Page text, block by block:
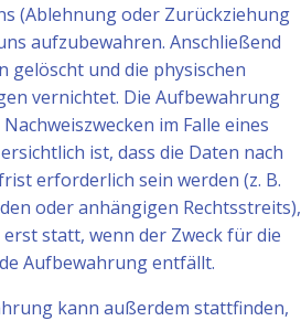
(Ablehnung oder Zurückziehung
aufzubewahren. Anschließend
gelöscht und die physischen
vernichtet. Die Aufbewahrung
im Falle eines
ist, dass die Daten nach
erforderlich sein werden (z. B.
oder anhängigen Rechtsstreits),
statt, wenn der Zweck für die
Aufbewahrung entfällt.
kann außerdem stattfinden,